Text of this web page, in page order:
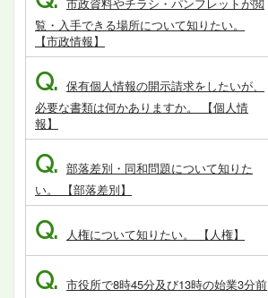
覧・入手できる場所について知りたい。
【市政情報】
Q. 保有個人情報の開示請求をしたいが、
必要な書類は何かありますか。 【個人情
報】
Q. 部落差別・同和問題について知りた
い。 【部落差別】
Q. 人権について知りたい。 【人権】
Q. 市役所で8時45分及び13時の始業3分前